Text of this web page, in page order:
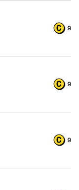
9
9
9